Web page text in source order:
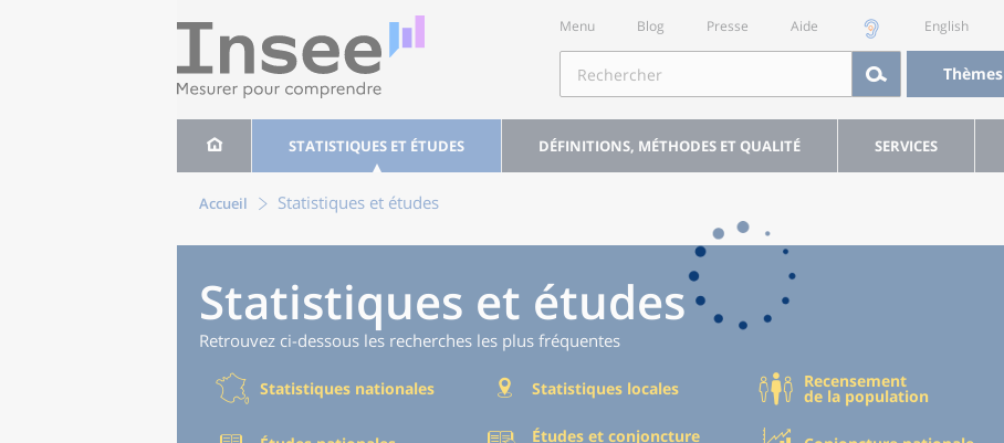
Menu Blog Presse Aide English
Thèmes
STATISTIQUES ET ÉTUDES DÉFINITIONS, MÉTHODES ET QUALITÉ SERVICES
Accueil Statistiques et études
Statistiques et études
Retrouvez ci-dessous les recherches les plus fréquentes
Statistiques nationales Statistiques locales Recensement
de la population
Études et conjoncture